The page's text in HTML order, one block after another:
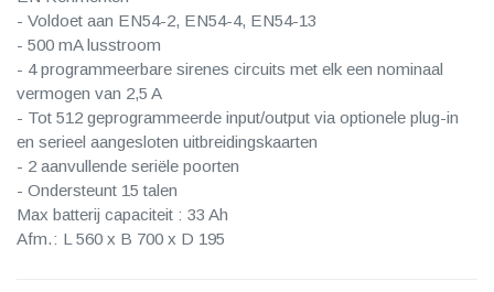
- Voldoet aan EN54-2, EN54-4, EN54-13
- 500 mA lusstroom
- 4 programmeerbare sirenes circuits met elk een nominaal
vermogen van 2,5 A
- Tot 512 geprogrammeerde input/output via optionele plug-in
en serieel aangesloten uitbreidingskaarten
- 2 aanvullende seriële poorten
- Ondersteunt 15 talen
Max batterij capaciteit : 33 Ah
Afm.: L 560 x B 700 x D 195